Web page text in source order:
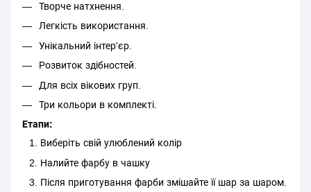
Творче натхнення.
Легкість використання.
Унікальний інтер'єр.
Розвиток здібностей.
Для всіх вікових груп.
Три кольори в комплекті.
Етапи:
Виберіть свій улюблений колір
Налийте фарбу в чашку
Після приготування фарби змішайте її шар за шаром.